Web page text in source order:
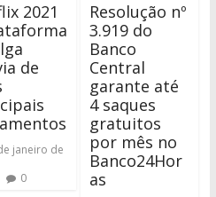
2021
de
janeiro de
0
Resolução nº
3.919 do
Banco
Central
garante até
4 saques
gratuitos
por mês no
Banco24Hor
as